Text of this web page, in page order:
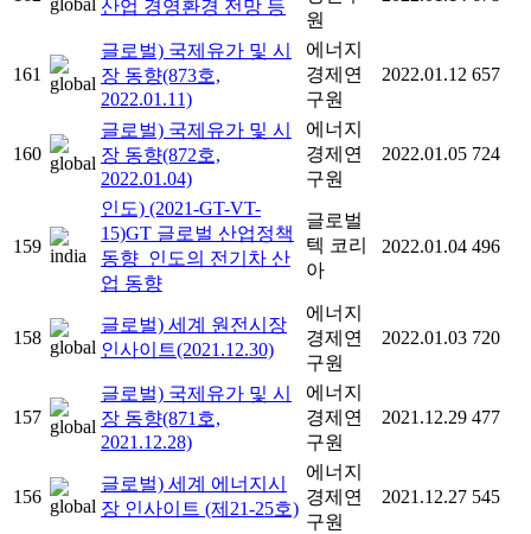
산업 경영환경 전망 등
원
161
글로벌) 국제유가 및 시
장 동향(873호,
2022.01.11)
에너지
경제연
구원
2022.01.12 657
160
글로벌) 국제유가 및 시
장 동향(872호,
2022.01.04)
에너지
경제연
구원
2022.01.05 724
159
인도) (2021-GT-VT-
15)GT 글로벌 산업정책
동향_인도의 전기차 산
업 동향
글로벌
텍 코리
아
2022.01.04 496
158
글로벌) 세계 원전시장
인사이트(2021.12.30)
에너지
경제연
구원
2022.01.03 720
157
글로벌) 국제유가 및 시
장 동향(871호,
2021.12.28)
에너지
경제연
구원
2021.12.29 477
156
글로벌) 세계 에너지시
장 인사이트 (제21-25호)
에너지
경제연
구원
2021.12.27 545